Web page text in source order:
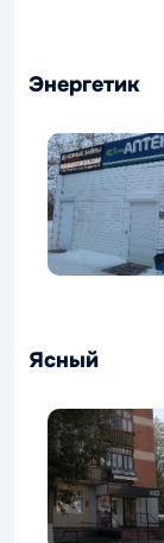
Энергетик
Ясный